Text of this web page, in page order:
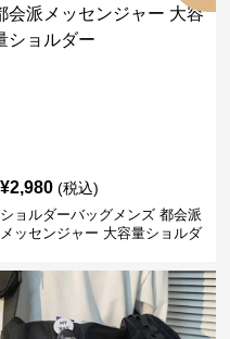
¥2,980 (税込)
ショルダーバッグメンズ 都会派
メッセンジャー 大容量ショルダ